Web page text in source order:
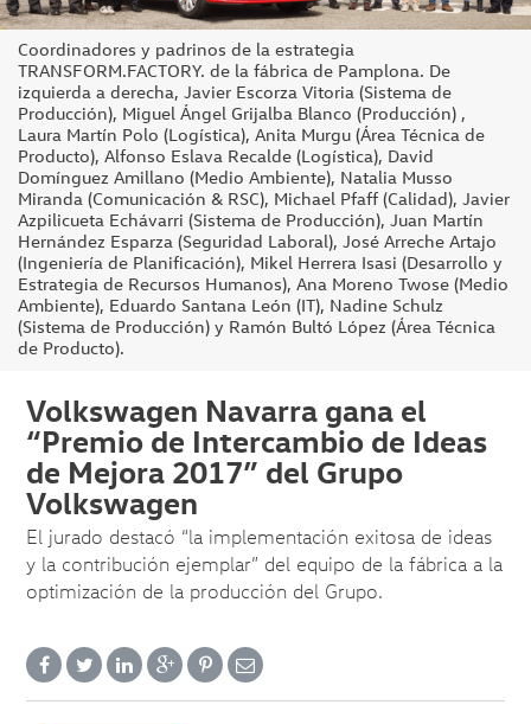
Coordinadores y padrinos de la estrategia
TRANSFORM.FACTORY. de la fábrica de Pamplona. De
izquierda a derecha, Javier Escorza Vitoria (Sistema de
Producción), Miguel Ángel Grijalba Blanco (Producción) ,
Laura Martín Polo (Logística), Anita Murgu (Área Técnica de
Producto), Alfonso Eslava Recalde (Logística), David
Domínguez Amillano (Medio Ambiente), Natalia Musso
Miranda (Comunicación & RSC), Michael Pfaff (Calidad), Javier
Azpilicueta Echávarri (Sistema de Producción), Juan Martín
Hernández Esparza (Seguridad Laboral), José Arreche Artajo
(Ingeniería de Planificación), Mikel Herrera Isasi (Desarrollo y
Estrategia de Recursos Humanos), Ana Moreno Twose (Medio
Ambiente), Eduardo Santana León (IT), Nadine Schulz
(Sistema de Producción) y Ramón Bultó López (Área Técnica
de Producto).
Volkswagen Navarra gana el
“Premio de Intercambio de Ideas
de Mejora 2017” del Grupo
Volkswagen
El jurado destacó “la implementación exitosa de ideas
y la contribución ejemplar” del equipo de la fábrica a la
optimización de la producción del Grupo.